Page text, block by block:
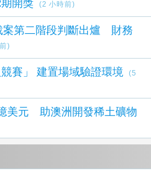
開獎 (2 小時前)
案第二階段判斷出爐 財務
)
首屆「臺灣機器人競賽」 建置場域驗證環境
(5
美元 助澳洲開發稀土礦物